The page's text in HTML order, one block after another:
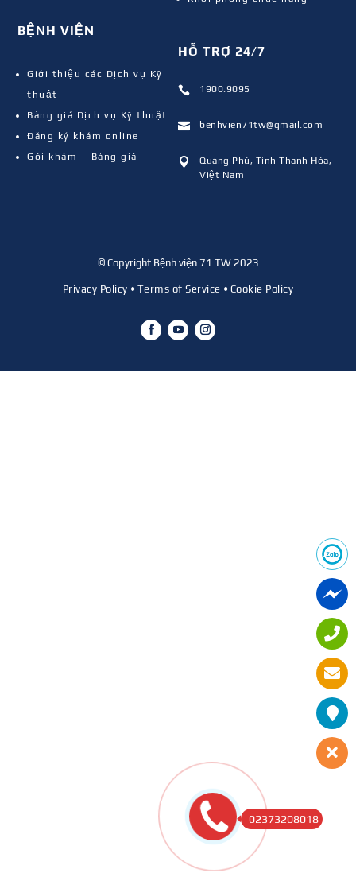
BỆNH VIỆN
Giới thiệu các Dịch vụ Kỹ
thuật
Bảng giá Dịch vụ Kỹ thuật
Đăng ký khám online
Gói khám – Bảng giá
HỖ TRỢ 24/7
 1900.9095
 benhvien71tw@gmail.com

Quảng Phú, Tỉnh Thanh Hóa,
Việt Nam
© Copyright Bệnh viện 71 TW 2023
Privacy Policy • Terms of Service • Cookie Policy
02373208018